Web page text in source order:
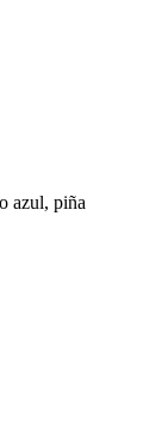
azul, piña